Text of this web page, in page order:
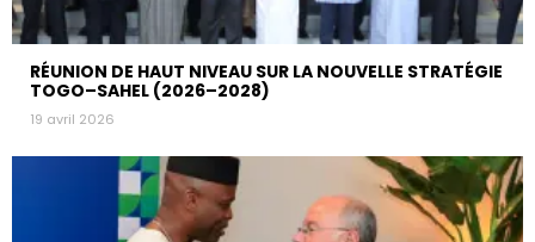
RÉUNION DE HAUT NIVEAU SUR LA NOUVELLE STRATÉGIE
TOGO–SAHEL (2026–2028)
19 avril 2026